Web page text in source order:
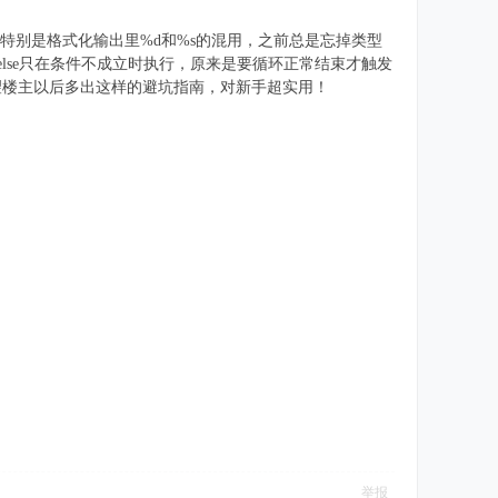
别是格式化输出里%d和%s的混用，之前总是忘掉类型
只在条件不成立时执行，原来是要循环正常结束才触发
以后多出这样的避坑指南，对新手超实用！
举报